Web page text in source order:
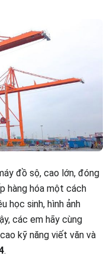
đồ sộ, cao lớn, đóng
hàng hóa một cách
học sinh, hình ảnh
các em hãy cùng
kỹ năng viết văn và
.